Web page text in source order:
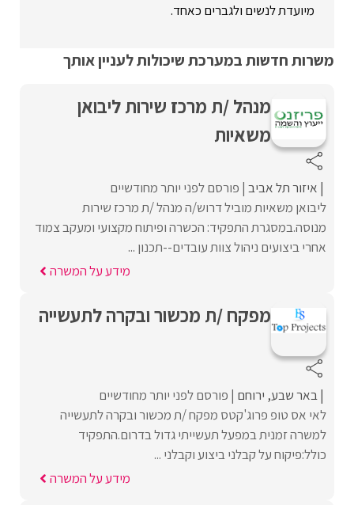
מיועדת לנשים ולגברים כאחד.
משרות חדשות במערכת שיכולות לעניין אותך
מנהל /ת מרכז שירות ליבואן
משאיות
איזור תל אביב פורסם לפני יותר מחודשיים
ליבואן משאיות מוביל דרוש/ה מנהל /ת מרכז שירות
מנוסה.במסגרת התפקיד: הכשרה ופיתוח מקצועי ומעקב צמוד
אחרי ביצועים ניהול צוות עובדים--תכנון ...
מידע על המשרה
מפקח /ת מכשור ובקרה לתעשייה
באר שבע ירוחם פורסם לפני יותר מחודשיים
לאי אס טופ פרוג'קטס מפקח /ת מכשור ובקרה לתעשייה
למשרה זמנית במפעל תעשייתי גדול בדרום.התפקיד
כולל:פיקוח על קבלני ביצוע וקבלני ...
מידע על המשרה